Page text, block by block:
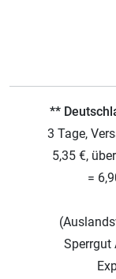
**
3 Tage,
5,35 €,
=
Sperrgut